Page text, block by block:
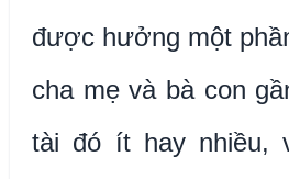
được hưởng một
cha mẹ và bà con
tài đó ít hay nhiều,